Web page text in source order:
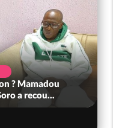
? Mamadou
a recou...